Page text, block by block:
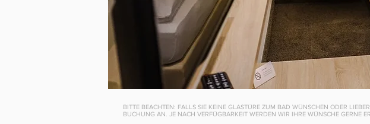
BITTE BEACHTEN: FALLS SIE KEINE GLASTÜRE ZUM BAD WÜNSCHEN ODER
BUCHUNG AN. JE NACH VERFÜGBARKEIT WERDEN WIR IHRE WÜNSCHE GERNE